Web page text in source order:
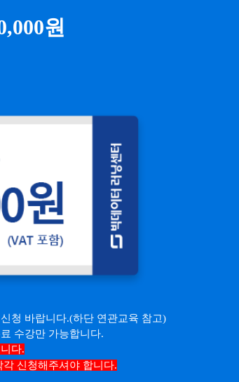
원
청 바랍니다.(하단 연관교육 참고)
수강만 가능합니다.
다.
신청해주셔야 합니다.